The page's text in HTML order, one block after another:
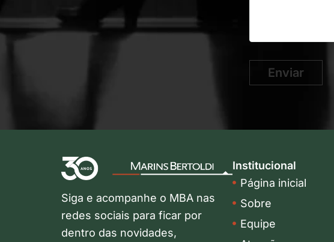
Enviar
Siga e acompanhe o MBA nas
redes sociais para ficar por
dentro das novidades,
Institucional
Página inicial
Sobre
Equipe